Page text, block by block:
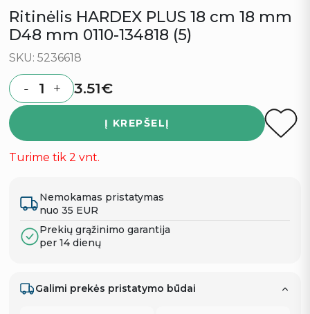
Ritinėlis HARDEX PLUS 18 cm 18 mm
D48 mm 0110-134818 (5)
SKU: 5236618
Quantity
- + 3.51€
Į KREPŠELĮ
Turime tik 2 vnt.
Nemokamas pristatymas
nuo 35 EUR
Prekių grąžinimo garantija
per 14 dienų
Galimi prekės pristatymo būdai